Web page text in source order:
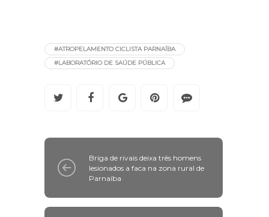
#ATROPELAMENTO CICLISTA PARNAÍBA
#LABORATÓRIO DE SAÚDE PÚBLICA
Briga de rivais deixa três homens
lesionados a faca na zona rural de
Parnaíba